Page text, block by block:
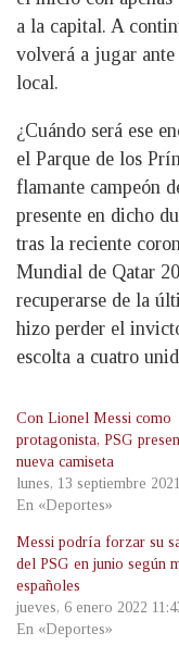
a la capital. A
volverá a jugar
local.
¿Cuándo será ese
el Parque de los
flamante campeón
presente en dicho
tras la reciente
Mundial de Qatar
recuperarse de la
hizo perder el
escolta a cuatro
Con Lionel Messi como
protagonista, PSG
nueva camiseta
lunes, 13 septiembre
En «Deportes»
Messi podría forzar su
del PSG en junio según
españoles
jueves, 6 enero 2022
En «Deportes»